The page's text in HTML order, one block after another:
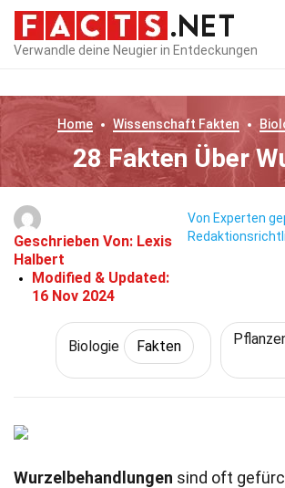
Verwandle deine Neugier in Entdeckungen
Home Wissenschaft Fakten
28 Fakten Über
Geschrieben Von: Lexis
Halbert
Modified & Updated:
16 Nov 2024
Von Experten
Biologie Fakten
Wurzelbehandlungen sind oft